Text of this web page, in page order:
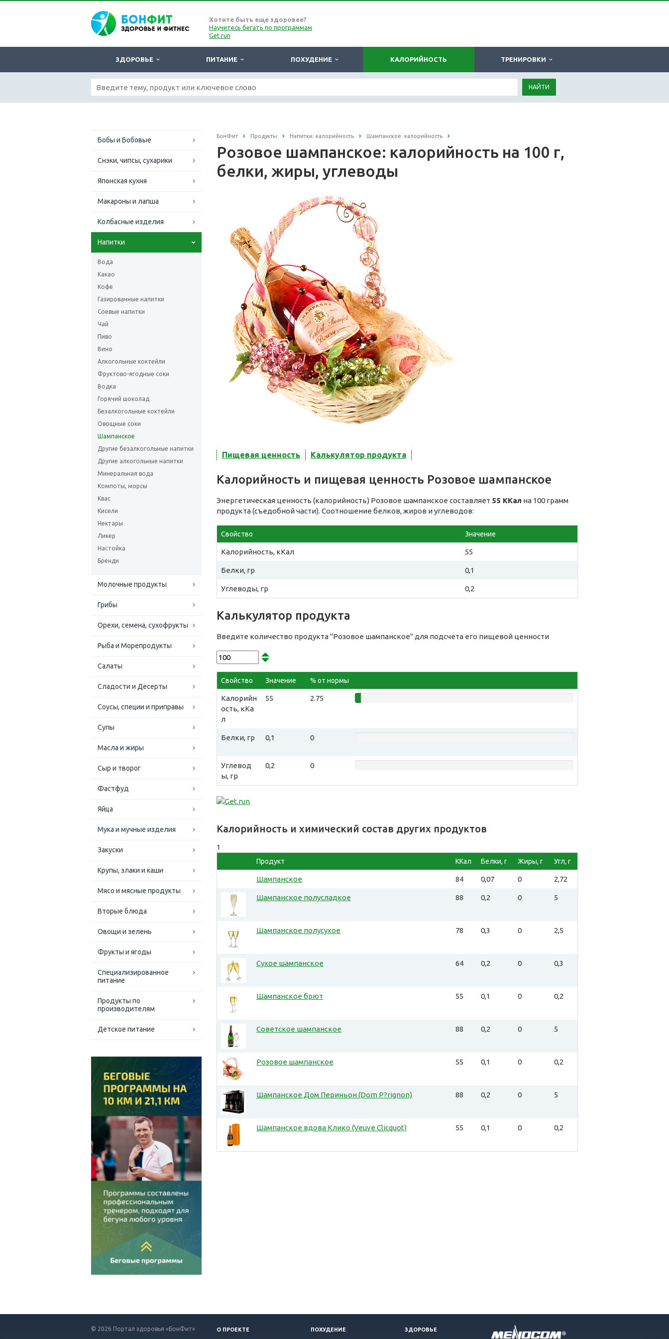
Хотите быть еще здоровее?
Научитесь бегать по программам
Get.run
ЗДОРОВЬЕ ПИТАНИЕ ПОХУДЕНИЕ КАЛОРИЙНОСТЬ ТРЕНИРОВКИ
НАЙТИ
Бобы и Бобовые
Снэки, чипсы, сухарики
Японская кухня
Макароны и лапша
Колбасные изделия
Напитки
Вода
Какао
Кофе
Газированные напитки
Соевые напитки
Чай
Пиво
Вино
Алкогольные коктейли
Фруктово-ягодные соки
Водка
Горячий шоколад
Безалкогольные коктейли
Овощные соки
Шампанское
Другие безалкогольные напитки
Другие алкогольные напитки
Минеральная вода
Компоты, морсы
Квас
Кисели
Нектары
Ликер
Настойка
Бренди
Молочные продукты
Грибы
Орехи, семена, сухофрукты
Рыба и Морепродукты
Салаты
Сладости и Десерты
Соусы, специи и приправы
Супы
Масла и жиры
Сыр и творог
Фастфуд
Яйца
Мука и мучные изделия
Закуски
Крупы, злаки и каши
Мясо и мясные продукты
Вторые блюда
Овощи и зелень
Фрукты и ягоды
Специализированное
питание
Продукты по
производителям
Детское питание
БонФит Продукты Напитки: калорийность Шампанское: калорийность
Розовое шампанское: калорийность на 100 г,
белки, жиры, углеводы
Пищевая ценность Калькулятор продукта
Калорийность и пищевая ценность Розовое шампанское
Энергетическая ценность (калорийность) Розовое шампанское составляет 55 ККал на 100 грамм
продукта (съедобной части). Соотношение белков, жиров и углеводов:
Свойство Значение
Калорийность, кКал 55
Белки, гр 0,1
Углеводы, гр 0,2
Калькулятор продукта
Введите количество продукта "Розовое шампанское" для подсчета его пищевой ценности
Свойство Значение % от нормы
Калорийн
ость, кКа
л
55 2.75
Белки, гр 0,1 0
Углевод
ы, гр
0,2 0
Калорийность и химический состав других продуктов
1
Продукт ККал Белки, г Жиры, г Угл, г
Шампанское 84 0,07 0 2,72
Шампанское полусладкое 88 0,2 0 5
Шампанское полусухое 78 0,3 0 2,5
Сухое шампанское 64 0,2 0 0,3
Шампанское брют 55 0,1 0 0,2
Советское шампанское 88 0,2 0 5
Розовое шампанское 55 0,1 0 0,2
Шампанское Дом Периньон (Dom P?rignon) 88 0,2 0 5
Шампанское вдова Клико (Veuve Clicquot) 55 0,1 0 0,2
© 2026 Портал здоровья «БонФит» О ПРОЕКТЕ ПОХУДЕНИЕ ЗДОРОВЬЕ